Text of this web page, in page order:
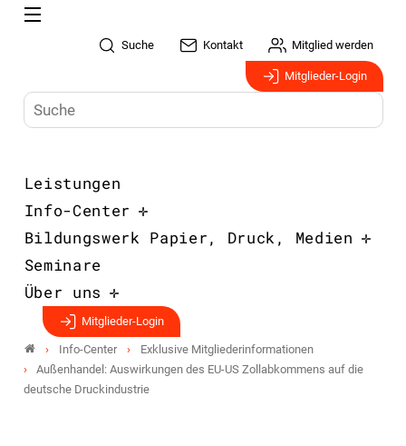
Suche Kontakt Mitglied werden
Mitglieder-Login
Leistungen
Info-Center
Bildungswerk Papier, Druck, Medien
Seminare
Über uns
Mitglieder-Login
Info-Center
Exklusive Mitgliederinformationen
Außenhandel: Auswirkungen des EU-US Zollabkommens auf die
deutsche Druckindustrie